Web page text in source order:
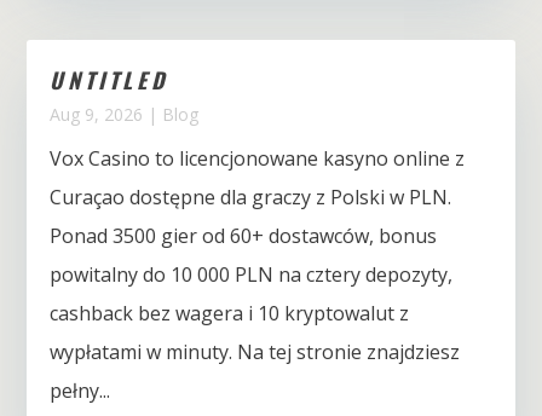
UNTITLED
Aug 9, 2026 | Blog
Vox Casino to licencjonowane kasyno online z
Curaçao dostępne dla graczy z Polski w PLN.
Ponad 3500 gier od 60+ dostawców, bonus
powitalny do 10 000 PLN na cztery depozyty,
cashback bez wagera i 10 kryptowalut z
wypłatami w minuty. Na tej stronie znajdziesz
pełny...